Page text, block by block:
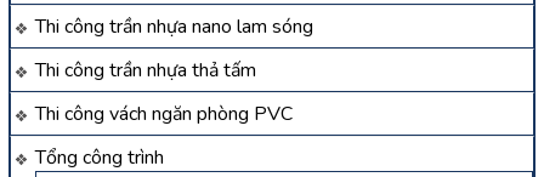
Thi công trần nhựa nano lam sóng
Thi công trần nhựa thả tấm
Thi công vách ngăn phòng PVC
Tổng công trình